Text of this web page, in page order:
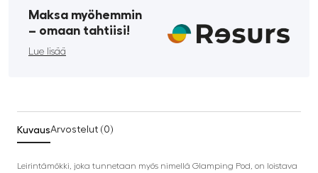
Maksa myöhemmin
­– omaan tahtiisi!
Lue lisää
KuvausArvostelut (0)
Leirintämökki, joka tunnetaan myös nimellä Glamping Pod, on loistava